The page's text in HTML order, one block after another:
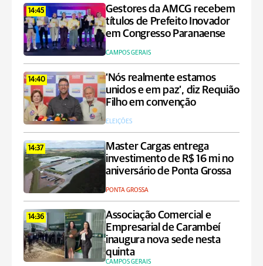
14:45
Gestores da AMCG recebem
títulos de Prefeito Inovador
em Congresso Paranaense
CAMPOS GERAIS
14:40
‘Nós realmente estamos
unidos e em paz’, diz Requião
Filho em convenção
ELEIÇÕES
14:37
Master Cargas entrega
investimento de R$ 16 mi no
aniversário de Ponta Grossa
PONTA GROSSA
14:36
Associação Comercial e
Empresarial de Carambeí
inaugura nova sede nesta
quinta
CAMPOS GERAIS